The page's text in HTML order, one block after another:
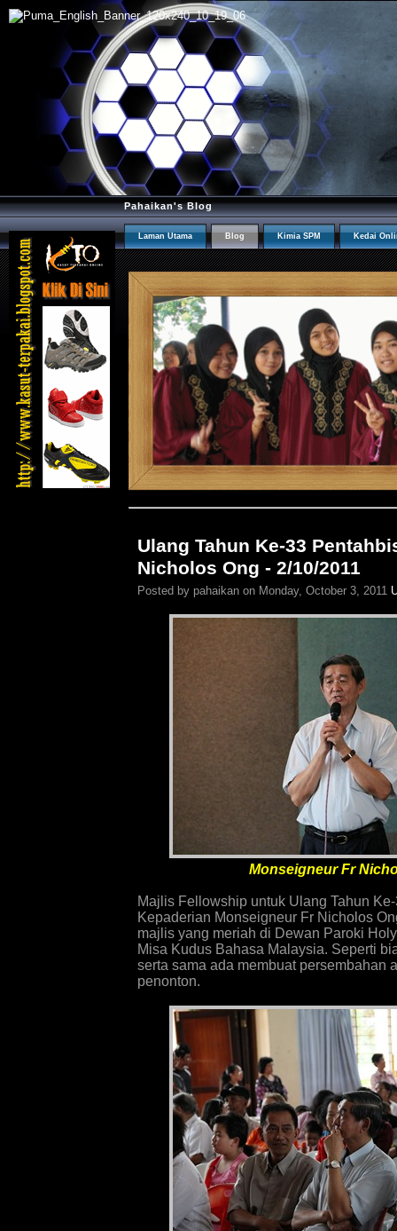
Pahaikan's Blog
Laman Utama Blog Kimia SPM Kedai
Ulang Tahun Ke-33
Nicholos Ong - 2/10/2011
Posted by pahaikan on Monday, October 3, 2011
Monseigneur Fr
Majlis Fellowship untuk Ulang Tahun
Kepaderian Monseigneur Fr Nicholos
majlis yang meriah di Dewan Paroki
Misa Kudus Bahasa Malaysia. Seperti
serta sama ada membuat persembahan
penonton.